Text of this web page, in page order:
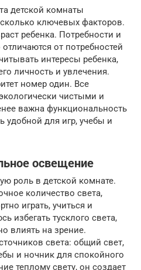
детской комнаты
ключевых факторов.
ребенка. Потребности и
от потребностей
интересы ребенка,
личность и увлечения.
номер один. Все
чистыми и
важна функциональность
для игр, учебы и
освещение
роль в детской комнате.
количество света,
играть, учиться и
избегать тусклого света,
влиять на зрение.
света: общий свет,
и ночник для спокойного
теплому свету, он создает